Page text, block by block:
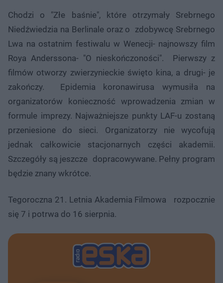
Chodzi o "Złe baśnie", które otrzymały Srebrnego
Niedźwiedzia na Berlinale oraz o zdobywcę Srebrnego
Lwa na ostatnim festiwalu w Wenecji- najnowszy film
Roya Anderssona- "O nieskończoności". Pierwszy z
filmów otworzy zwierzynieckie święto kina, a drugi- je
zakończy. Epidemia koronawirusa wymusiła na
organizatorów konieczność wprowadzenia zmian w
formule imprezy. Najważniejsze punkty LAF-u zostaną
przeniesione do sieci. Organizatorzy nie wycofują
jednak całkowicie stacjonarnych części akademii.
Szczegóły są jeszcze dopracowywane. Pełny program
będzie znany wkrótce.
Tegoroczna 21. Letnia Akademia Filmowa rozpocznie
się 7 i potrwa do 16 sierpnia.